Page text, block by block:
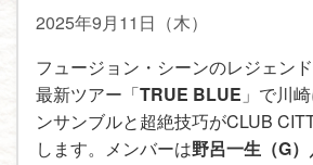
2025年9月11日（木）
フュージョン・シーンのレジェンド
最新ツアー「TRUE BLUE 」で川
ンサンブルと超絶技巧がCLUB
します。メンバーは野呂一生（G）